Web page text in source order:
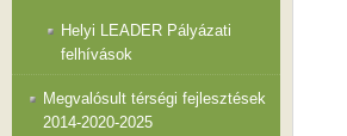
Helyi LEADER Pályázati
felhívások
Megvalósult térségi fejlesztések
2014-2020-2025